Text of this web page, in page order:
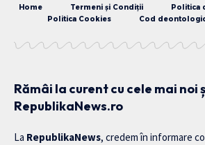
Home Termeni și Condiții
Politica
Politica Cookies
Cod
Rămâi la curent cu cele mai noi
RepublikaNews.ro
La RepublikaNews, credem în informare